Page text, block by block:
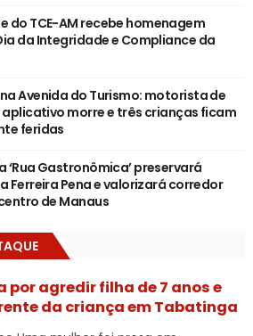
do TCE-AM recebe homenagem
da Integridade e Compliance da
Avenida do Turismo: motorista de
morre e três crianças ficam
feridas
‘Rua Gastronômica’ preservará
Ferreira Pena e valorizará corredor
de Manaus
por agredir filha de 7 anos e
da criança em Tabatinga